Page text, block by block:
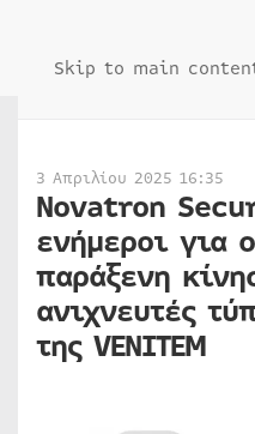
Skip to main
3 Απριλίου 2025 16:35
Novatron
ενήμεροι για
παράξενη
ανιχνευτές
της VENITEM